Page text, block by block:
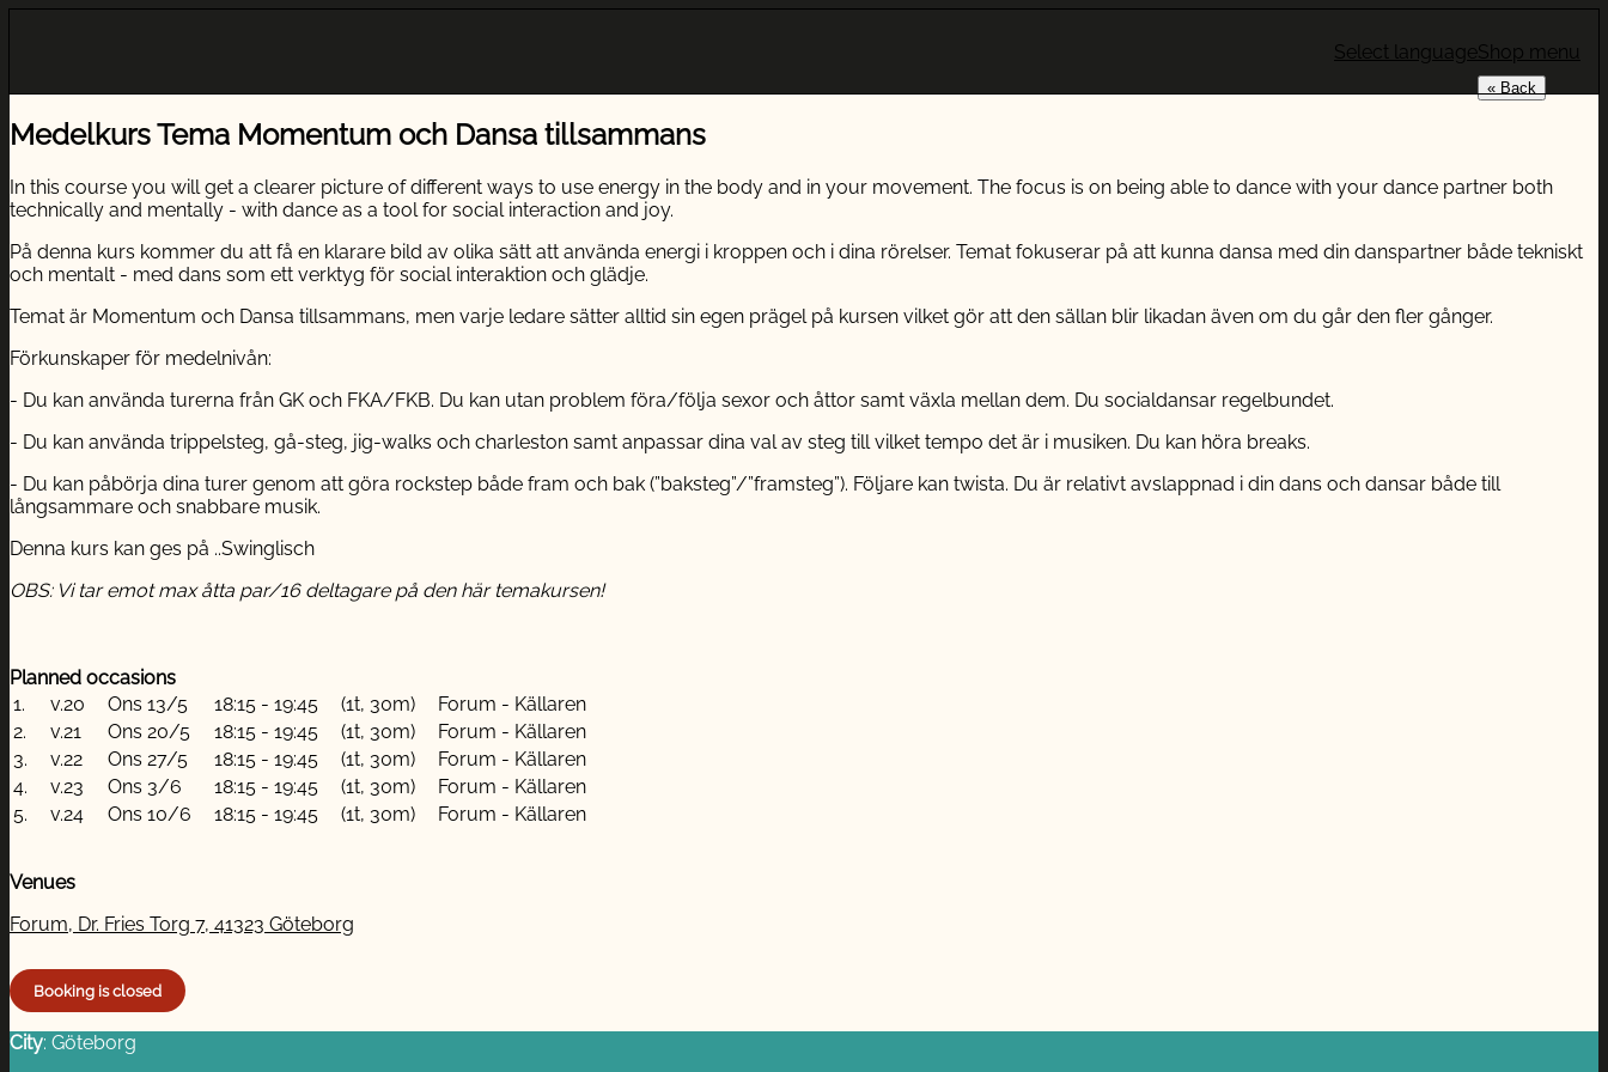
Shop menu
« Back
Select language
Medelkurs Tema Momentum och Dansa tillsammans
In this course you will get a clearer picture of different ways to use energy in the body and in your movement. The focus is on being able to dance with your dance partner both
technically and mentally - with dance as a tool for social interaction and joy.
På denna kurs kommer du att få en klarare bild av olika sätt att använda energi i kroppen och i dina rörelser. Temat fokuserar på att kunna dansa med din danspartner både tekniskt
och mentalt - med dans som ett verktyg för social interaktion och glädje.
Temat är Momentum och Dansa tillsammans, men varje ledare sätter alltid sin egen prägel på kursen vilket gör att den sällan blir likadan även om du går den fler gånger.
Förkunskaper för medelnivån:
- Du kan använda turerna från GK och FKA/FKB. Du kan utan problem föra/följa sexor och åttor samt växla mellan dem. Du socialdansar regelbundet.
- Du kan använda trippelsteg, gå-steg, jig-walks och charleston samt anpassar dina val av steg till vilket tempo det är i musiken. Du kan höra breaks.
- Du kan påbörja dina turer genom att göra rockstep både fram och bak (”baksteg”/”framsteg”). Följare kan twista. Du är relativt avslappnad i din dans och dansar både till
långsammare och snabbare musik.
Denna kurs kan ges på ..Swinglisch
OBS: Vi tar emot max åtta par/16 deltagare på den här temakursen!
Planned occasions
1.
v.20 Ons 13/5 18:15 - 19:45 (1t, 30m)
Forum - Källaren
2.
v.21 Ons 20/5 18:15 - 19:45 (1t, 30m)
Forum - Källaren
3.
v.22 Ons 27/5 18:15 - 19:45 (1t, 30m)
Forum - Källaren
4.
v.23 Ons 3/6 18:15 - 19:45 (1t, 30m)
Forum - Källaren
5.
v.24 Ons 10/6 18:15 - 19:45 (1t, 30m) Forum - Källaren
Venues
Forum, Dr. Fries Torg 7, 41323 Göteborg
City: Göteborg